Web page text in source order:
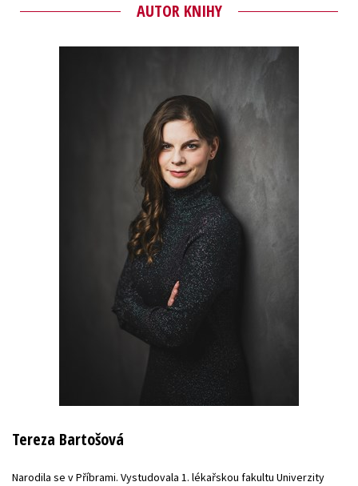
AUTOR KNIHY
Tereza Bartošová
Narodila se v Příbrami. Vystudovala 1. lékařskou fakultu Univerzity